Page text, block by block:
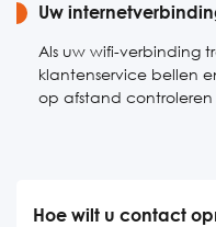
Uw
Als uw wifi-verbinding
klantenservice bellen
op afstand
Hoe wilt u contact